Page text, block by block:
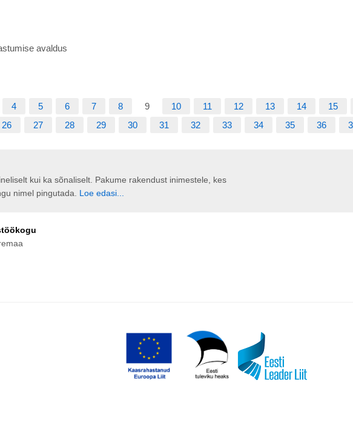
avaldus
4 5 6 7 8 9 10 11 12 13 14 15
26 27 28 29 30 31 32 33 34 35 36
kui ka sõnaliselt. Pakume rakendust inimestele, kes
nimel pingutada. Loe edasi...